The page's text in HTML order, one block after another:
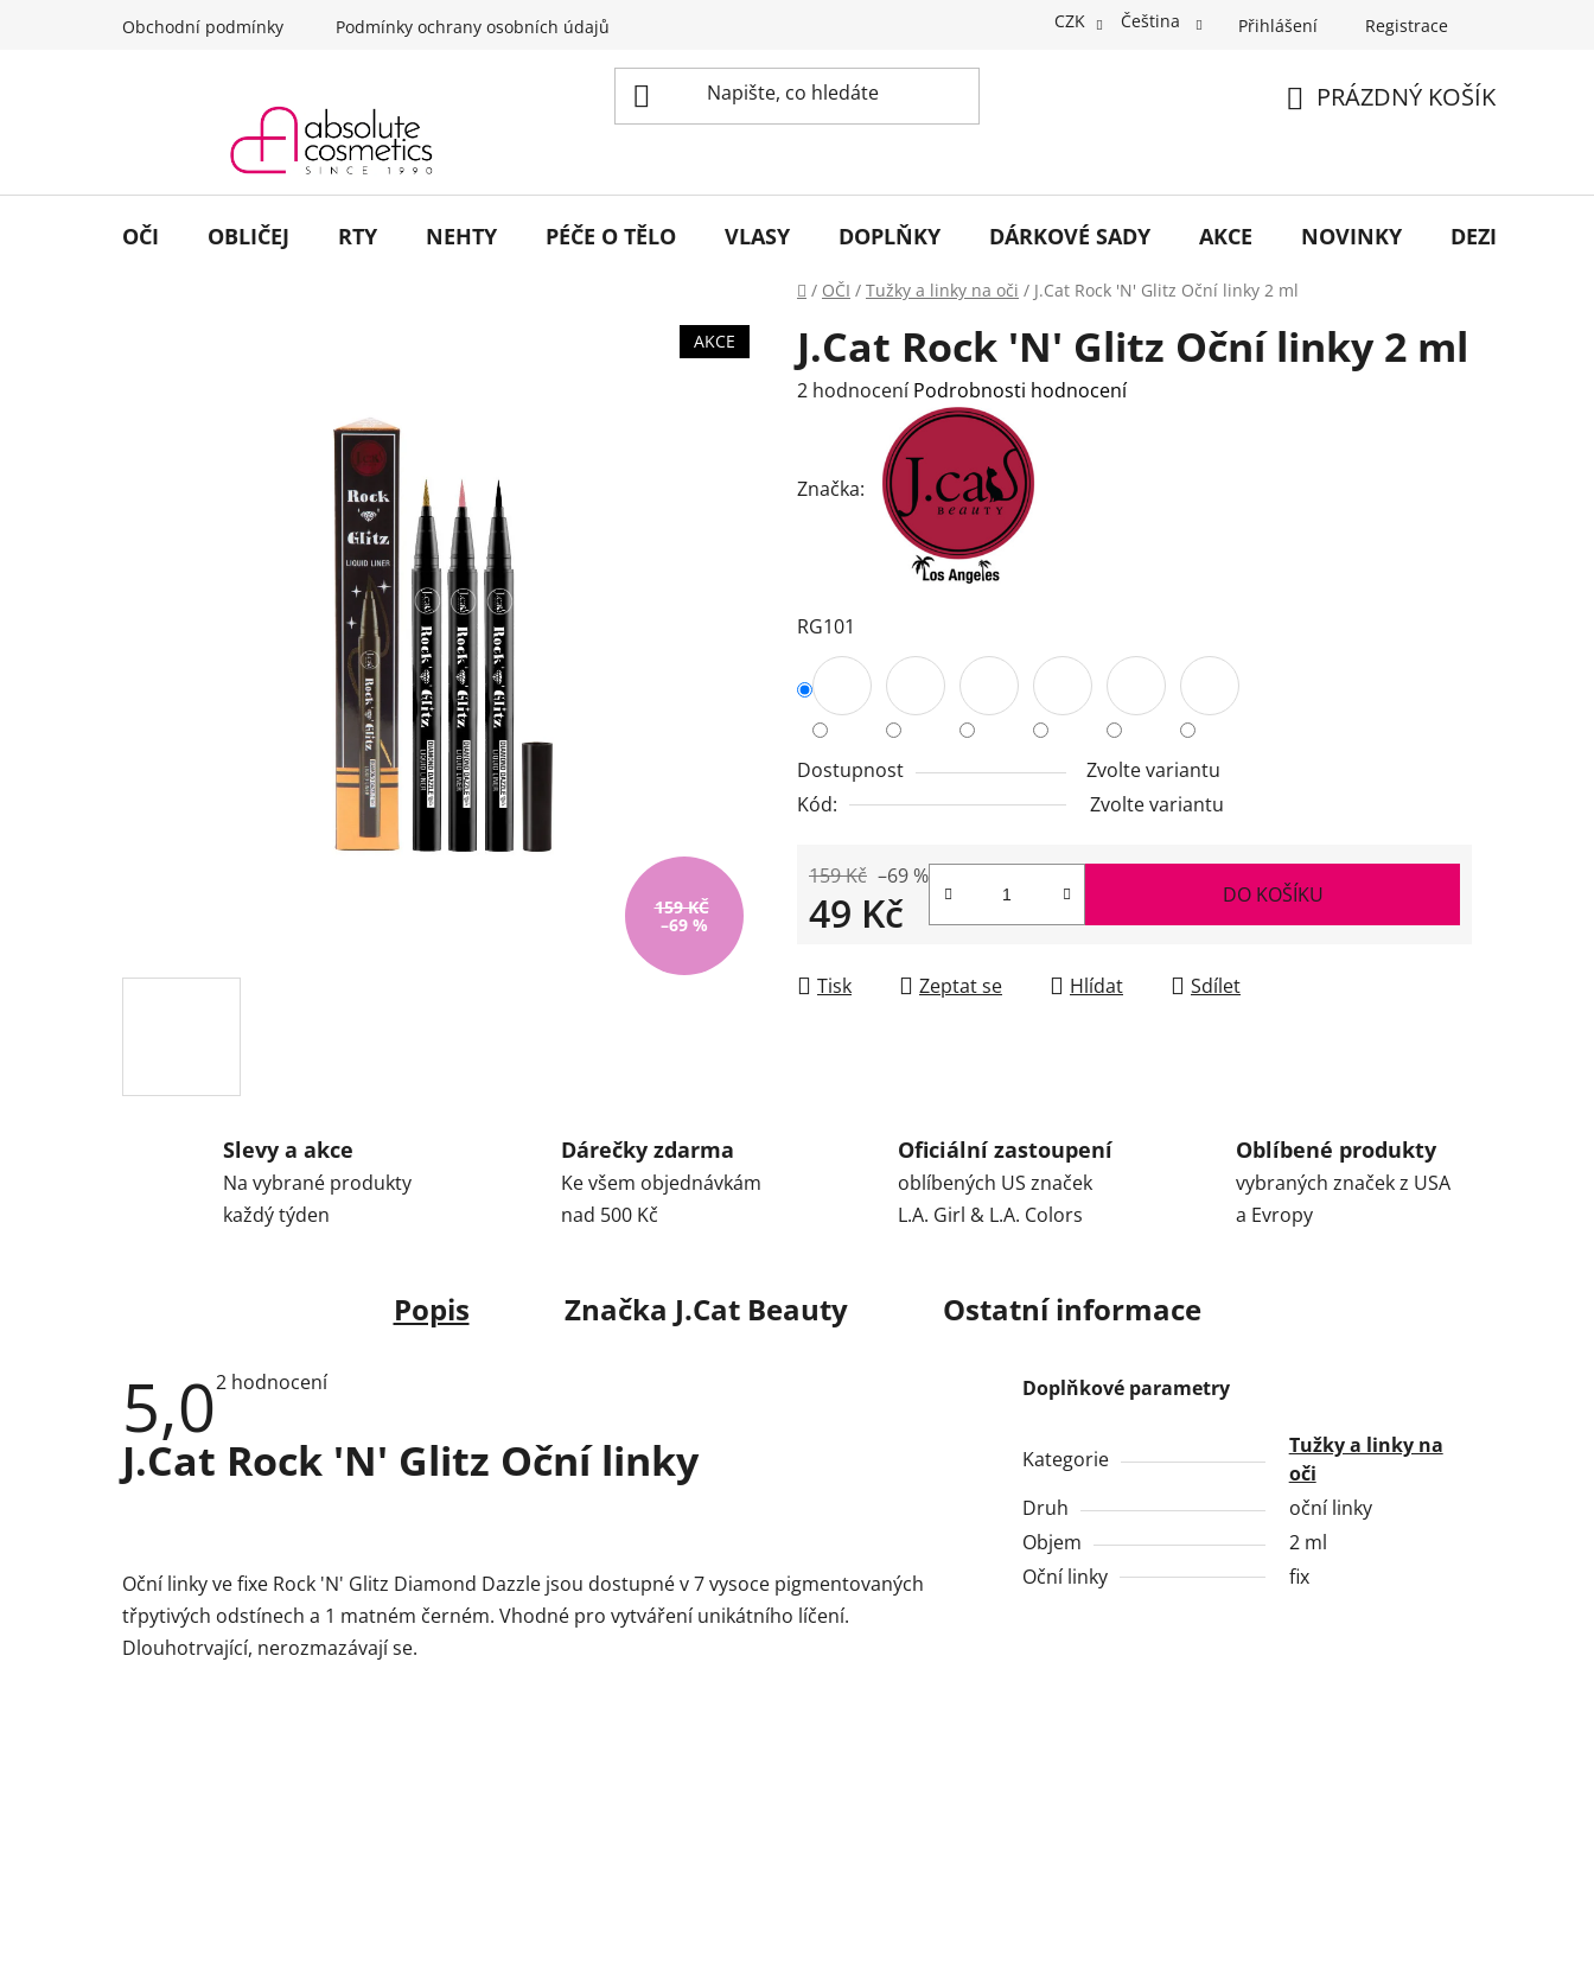
Obchodní podmínky Podmínky ochrany osobních údajů CZK Čeština Přihlášení Registrace
PRÁZDNÝ KOŠÍK
OČI OBLIČEJ RTY NEHTY PÉČE O TĚLO VLASY DOPLŇKY DÁRKOVÉ SADY AKCE NOVINKY DEZINFEKCE
Domů
/ OČI / Tužky a linky na oči / J.Cat Rock 'N' Glitz Oční linky 2 ml
J.Cat Rock 'N' Glitz Oční linky 2 ml
Průměrné
je
hvězdiček.
2 hodnocení Podrobnosti hodnocení
Značka:
RG101
Dostupnost
Zvolte variantu
Kód:
Zvolte variantu
159 Kč –69 %
49 Kč DO KOŠÍKU
Tisk Zeptat se Hlídat Sdílet
AKCE
159 KČ
–69 %
Slevy a akce
Na vybrané produkty
každý týden
Dárečky zdarma
Ke všem objednávkám
nad 500 Kč
Oficiální zastoupení
oblíbených US značek
L.A. Girl & L.A. Colors
Oblíbené produkty
vybraných značek z USA
a Evropy
Popis Značka J.Cat Beauty Ostatní informace
5,0Průměrné
5,0
2 hodnocení
J.Cat Rock 'N' Glitz Oční linky
Oční linky ve fixe Rock 'N' Glitz Diamond Dazzle jsou dostupné v 7 vysoce pigmentovaných
třpytivých odstínech a 1 matném černém. Vhodné pro vytváření unikátního líčení.
Dlouhotrvající, nerozmazávají se.
Doplňkové parametry
Kategorie
Tužky a linky na
oči
Druh
oční linky
Objem
2 ml
Oční linky
fix